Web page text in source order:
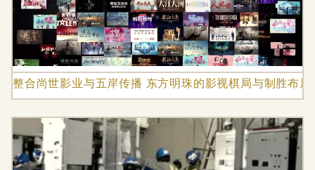
整合尚世影业与五岸传播 东方明珠的影视棋局与制胜布局